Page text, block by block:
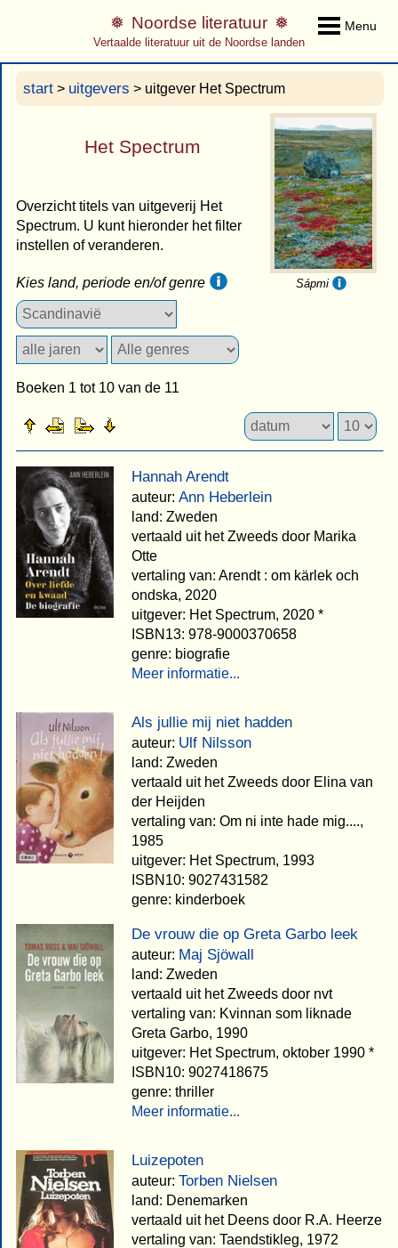
Menu
Noordse literatuur
Vertaalde literatuur uit de Noordse landen
start > uitgevers > uitgever Het Spectrum
Sápmi
Het Spectrum
Overzicht titels van uitgeverij Het
Spectrum. U kunt hieronder het filter
instellen of veranderen.
Kies land, periode en/of genre
Boeken 1 tot 10 van de 11
Hannah Arendt
auteur: Ann Heberlein
land: Zweden
vertaald uit het Zweeds door Marika
Otte
vertaling van: Arendt : om kärlek och
ondska, 2020
uitgever: Het Spectrum, 2020 *
ISBN13: 978-9000370658
genre: biografie
Meer informatie...
Als jullie mij niet hadden
auteur: Ulf Nilsson
land: Zweden
vertaald uit het Zweeds door Elina van
der Heijden
vertaling van: Om ni inte hade mig....,
1985
uitgever: Het Spectrum, 1993
ISBN10: 9027431582
genre: kinderboek
De vrouw die op Greta Garbo leek
auteur: Maj Sjöwall
land: Zweden
vertaald uit het Zweeds door nvt
vertaling van: Kvinnan som liknade
Greta Garbo, 1990
uitgever: Het Spectrum, oktober 1990 *
ISBN10: 9027418675
genre: thriller
Meer informatie...
Luizepoten
auteur: Torben Nielsen
land: Denemarken
vertaald uit het Deens door R.A. Heerze
vertaling van: Taendstikleg, 1972